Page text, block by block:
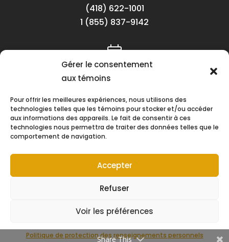
Gérer le consentement
aux témoins
Pour offrir les meilleures expériences, nous utilisons des
technologies telles que les témoins pour stocker et/ou accéder
aux informations des appareils. Le fait de consentir à ces
technologies nous permettra de traiter des données telles que le
comportement de navigation.
Accepter
Refuser
Voir les préférences
Politique de protection des renseignements personnels
(418) 622-1001
1 (855) 837-9142
Lundi au vendredi
Suivez-nous !
Tous droits réservés © 2026 Consortium de coopération
Share This